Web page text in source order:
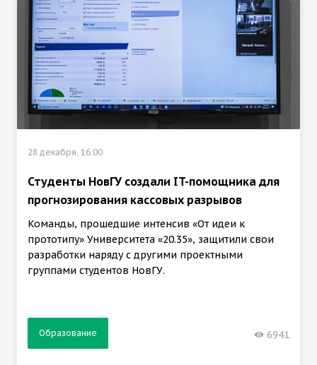
28 декабря, 16:00
Студенты НовГУ создали IT-помощника для
прогнозирования кассовых разрывов
Команды, прошедшие интенсив «От идеи к
прототипу» Университета «20.35», защитили свои
разработки наряду с другими проектными
группами студентов НовГУ.
Образование 6941